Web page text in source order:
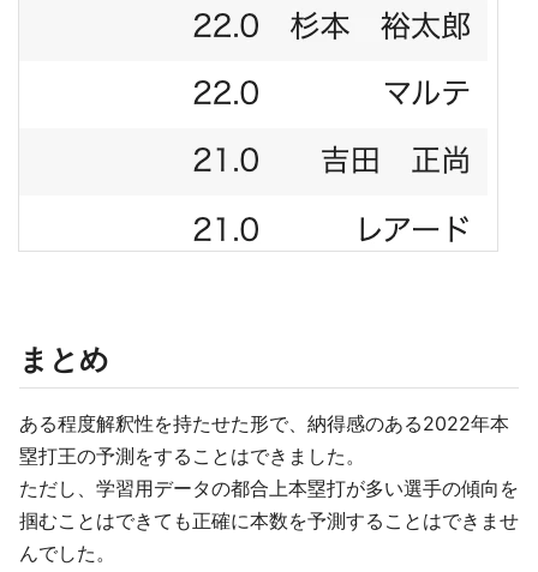
まとめ
ある程度解釈性を持たせた形で、納得感のある2022年本
塁打王の予測をすることはできました。
ただし、学習用データの都合上本塁打が多い選手の傾向を
掴むことはできても正確に本数を予測することはできませ
んでした。